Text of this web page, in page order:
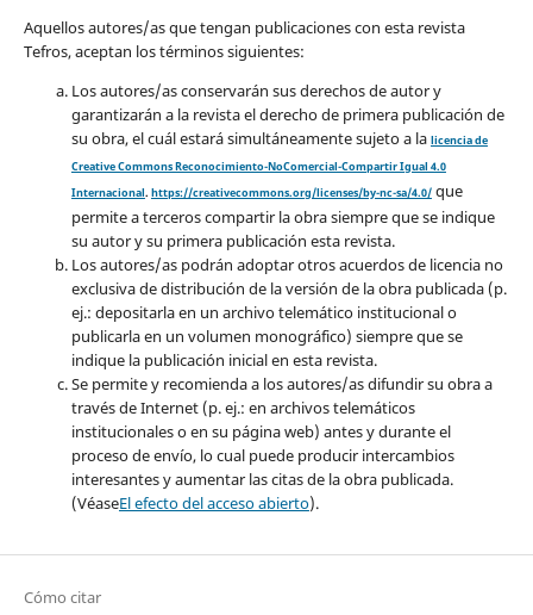
Aquellos autores/as que tengan publicaciones con esta revista
Tefros, aceptan los términos siguientes:
Los autores/as conservarán sus derechos de autor y
garantizarán a la revista el derecho de primera publicación de
su obra, el cuál estará simultáneamente sujeto a la licencia de
Creative Commons Reconocimiento-NoComercial-Compartir Igual 4.0
Internacional. https://creativecommons.org/licenses/by-nc-sa/4.0/que
permite a terceros compartir la obra siempre que se indique
su autor y su primera publicación esta revista.
Los autores/as podrán adoptar otros acuerdos de licencia no
exclusiva de distribución de la versión de la obra publicada (p.
ej.: depositarla en un archivo telemático institucional o
publicarla en un volumen monográfico) siempre que se
indique la publicación inicial en esta revista.
Se permite y recomienda a los autores/as difundir su obra a
través de Internet (p. ej.: en archivos telemáticos
institucionales o en su página web) antes y durante el
proceso de envío, lo cual puede producir intercambios
interesantes y aumentar las citas de la obra publicada.
(VéaseEl efecto del acceso abierto).
Cómo citar